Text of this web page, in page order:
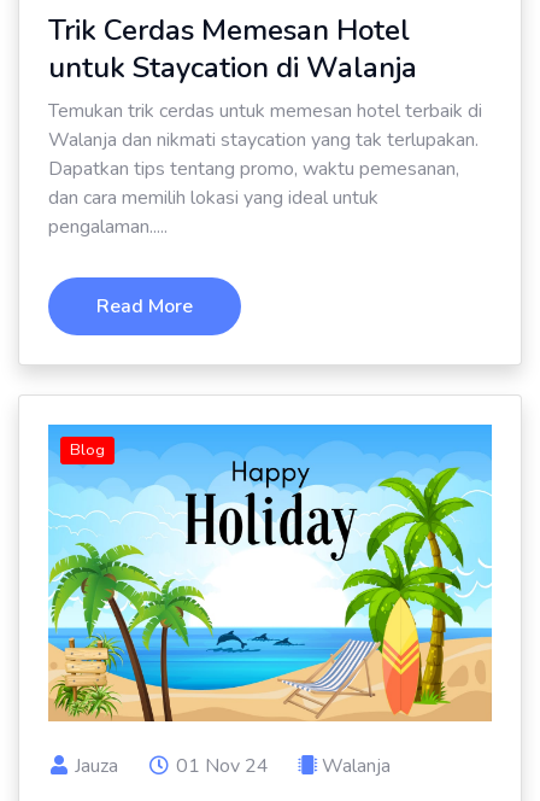
Trik Cerdas Memesan Hotel
untuk Staycation di Walanja
Temukan trik cerdas untuk memesan hotel terbaik di
Walanja dan nikmati staycation yang tak terlupakan.
Dapatkan tips tentang promo, waktu pemesanan,
dan cara memilih lokasi yang ideal untuk
pengalaman.....
Read More
Jauza 01 Nov 24 Walanja
Blog